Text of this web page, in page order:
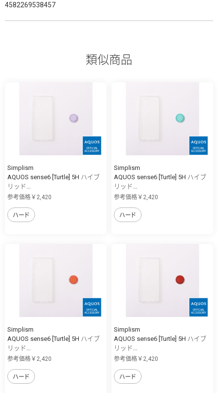
4582269538457
類似商品
Simplism
AQUOS sense6 [Turtle] 5H ハイブ
リッド...
参考価格￥2,420
ハード
Simplism
AQUOS sense6 [Turtle] 5H ハイブ
リッド...
参考価格￥2,420
ハード
Simplism
AQUOS sense6 [Turtle] 5H ハイブ
リッド...
参考価格￥2,420
ハード
Simplism
AQUOS sense6 [Turtle] 5H ハイブ
リッド...
参考価格￥2,420
ハード